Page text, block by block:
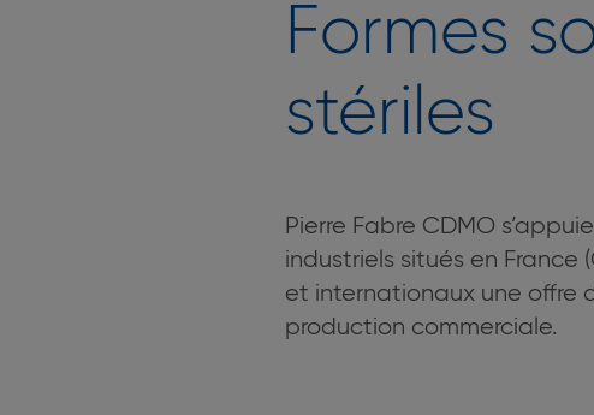
Formes
stériles
Pierre Fabre CDMO
industriels situés en France
et internationaux une offre
production commerciale.